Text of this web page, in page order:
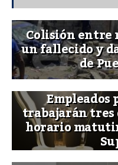
Colisión entre
un fallecido y
de
Empleados
trabajarán tres
horario